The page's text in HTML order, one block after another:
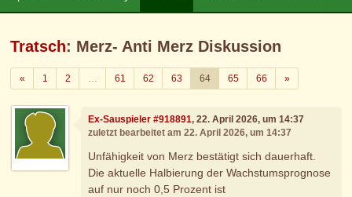
Tratsch: Merz- Anti Merz Diskussion
«Zurück
1 2 … 61 62 63 64 65 66 »Weiter
Ex-Sauspieler #918891, 22. April 2026, um 14:37
zuletzt bearbeitet am 22. April 2026, um 14:37
Unfähigkeit von Merz bestätigt sich dauerhaft.
Die aktuelle Halbierung der Wachstumsprognose
auf nur noch 0,5 Prozent ist